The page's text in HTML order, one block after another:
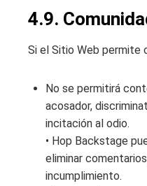
4.9.
Si el Sitio Web permite
No se permitirá
acosador,
incitación al odio.
• Hop Backstage
eliminar
incumplimiento.